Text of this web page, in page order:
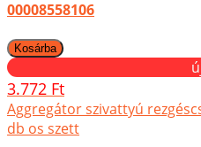
00008558106
3.772 Ft
Aggregátor szivattyú
db os szett